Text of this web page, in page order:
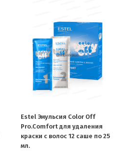
Estel Эмульсия Color Off
Pro.Comfort для удаления
краски с волос 12 саше по 25
мл.